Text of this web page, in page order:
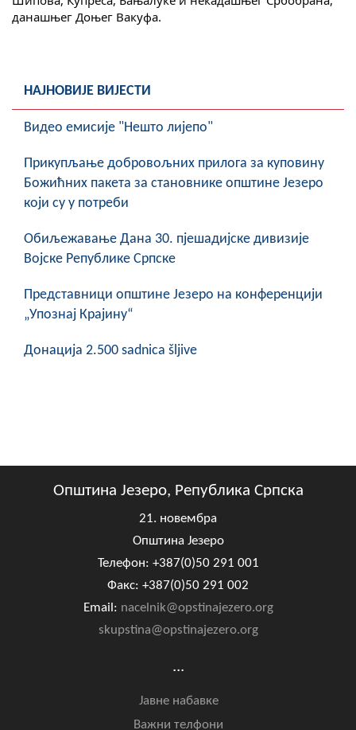
COVID 19
ПРИВРЕДА
Пољопривреда
Туризам
Спорт
данашњег Доњег Вакуфа.
НАЈНОВИЈЕ ВИЈЕСТИ
Видео емисије "Нешто лијепо"
Прикупљање добровољних прилога за куповину
Божићних пакета за становнике општине Језеро
који су у потреби
Обиљежавање Данa 30. пјешадијске дивизије
Војске Републике Српске
Представници општине Језеро на конференцији
„Упознај Крајину“
Донација 2.500 sadnica šljive
Општина Језеро, Република Српска
21. новембра
Општина Језеро
Телефон: +387(0)50 291 001
Факс: +387(0)50 291 002
Email: nacelnik@opstinajezero.org
skupstina@opstinajezero.org
...
Јавне набавке
Важни телфони